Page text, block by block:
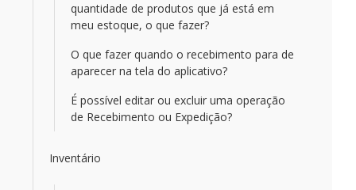
quantidade de produtos que já está em
meu estoque, o que fazer?
O que fazer quando o recebimento para de
aparecer na tela do aplicativo?
É possível editar ou excluir uma operação
de Recebimento ou Expedição?
Inventário